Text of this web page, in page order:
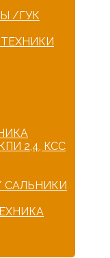
/ГУК
2,4, КСС